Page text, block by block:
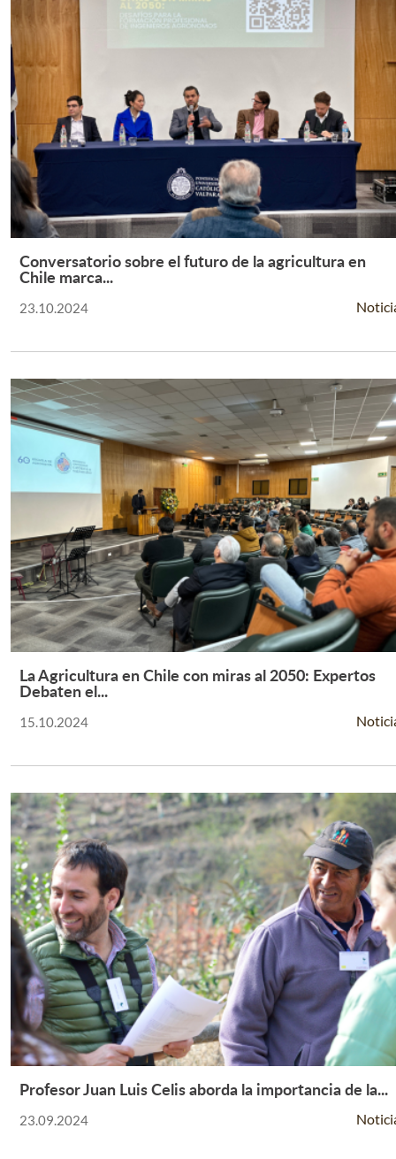
Leer Más +
Conversatorio sobre el futuro de la agricultura en
Chile marca...
23.10.2024
Leer Más +
La Agricultura en Chile con miras al 2050: Expertos
Debaten el...
15.10.2024
Leer Más +
Profesor Juan Luis Celis aborda la importancia de la...
23.09.2024